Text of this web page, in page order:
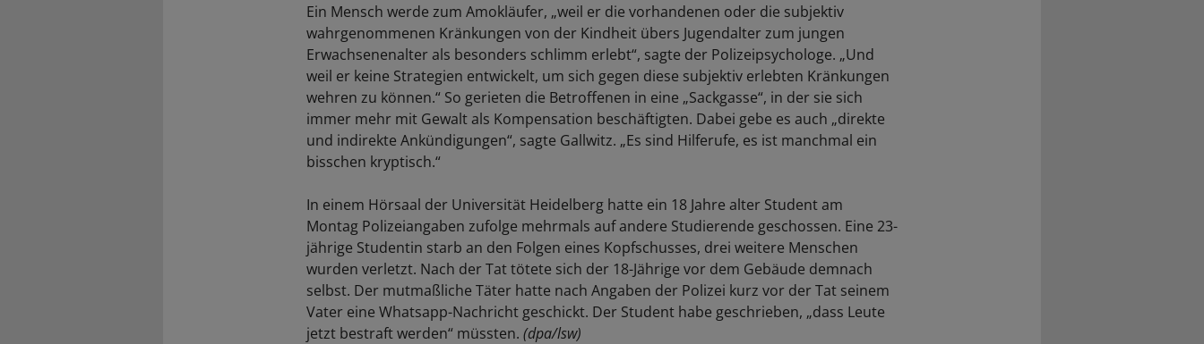
Ein Mensch werde zum Amokläufer, „weil er die vorhandenen oder die subjektiv
wahrgenommenen Kränkungen von der Kindheit übers Jugendalter zum jungen
Erwachsenenalter als besonders schlimm erlebt“, sagte der Polizeipsychologe. „Und
weil er keine Strategien entwickelt, um sich gegen diese subjektiv erlebten Kränkungen
wehren zu können.“ So gerieten die Betroffenen in eine „Sackgasse“, in der sie sich
immer mehr mit Gewalt als Kompensation beschäftigten. Dabei gebe es auch „direkte
und indirekte Ankündigungen“, sagte Gallwitz. „Es sind Hilferufe, es ist manchmal ein
bisschen kryptisch.“
In einem Hörsaal der Universität Heidelberg hatte ein 18 Jahre alter Student am
Montag Polizeiangaben zufolge mehrmals auf andere Studierende geschossen. Eine 23-
jährige Studentin starb an den Folgen eines Kopfschusses, drei weitere Menschen
wurden verletzt. Nach der Tat tötete sich der 18-Jährige vor dem Gebäude demnach
selbst. Der mutmaßliche Täter hatte nach Angaben der Polizei kurz vor der Tat seinem
Vater eine Whatsapp-Nachricht geschickt. Der Student habe geschrieben, „dass Leute
jetzt bestraft werden“ müssten. (dpa/lsw)